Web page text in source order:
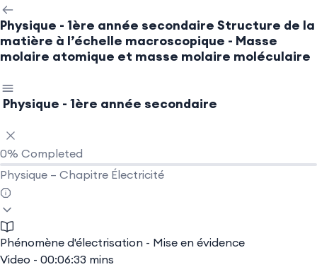
Physique - 1ère année secondaire Structure de la
matière à l’échelle macroscopique - Masse
molaire atomique et masse molaire moléculaire
Physique - 1ère année secondaire
0% Completed
Physique – Chapitre Électricité
Phénomène d'électrisation - Mise en évidence
Video - 00:06:33 mins